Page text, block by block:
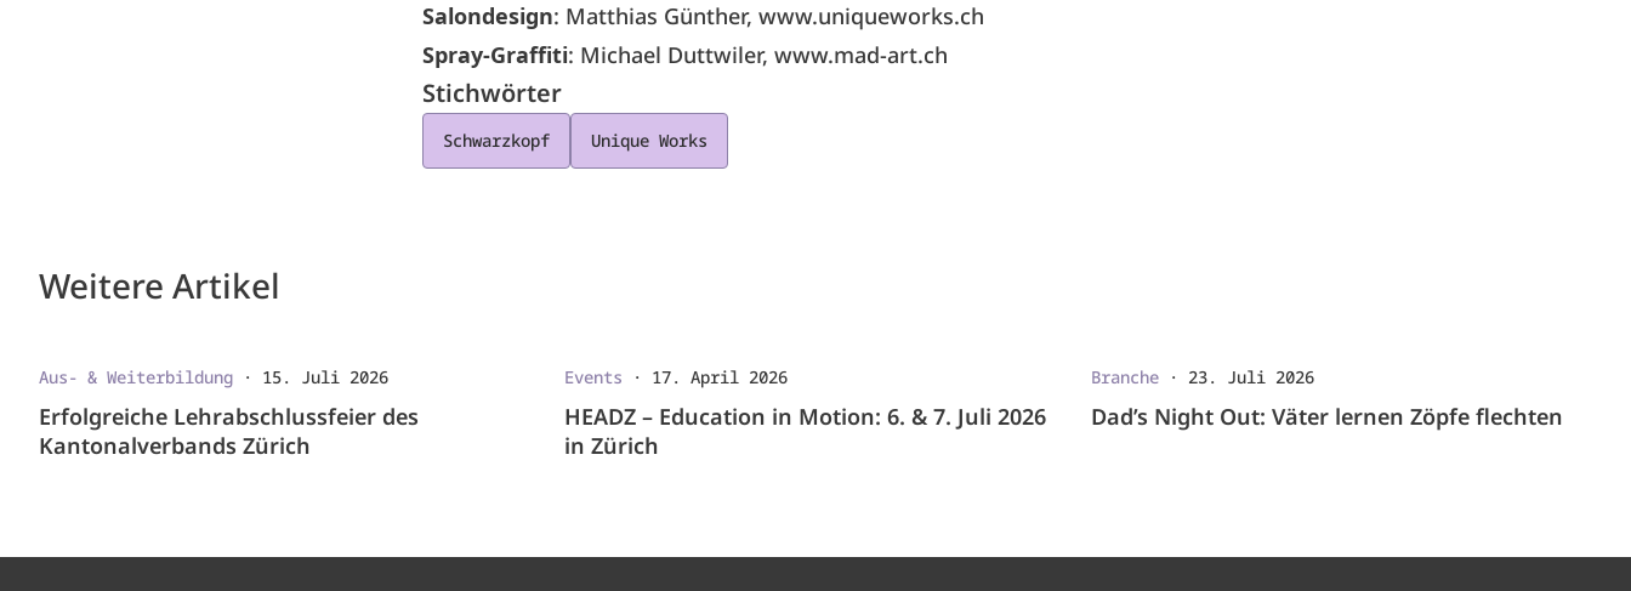
Salondesign: Matthias Günther, www.uniqueworks.ch
Spray-Graffiti: Michael Duttwiler, www.mad-art.ch
Stichwörter
Schwarzkopf Unique Works
Weitere Artikel
Aus- & Weiterbildung · 15. Juli 2026
Erfolgreiche Lehrabschlussfeier des
Kantonalverbands Zürich
Events · 17. April 2026
HEADZ – Education in Motion: 6. & 7. Juli 2026
in Zürich
Branche· 23. Juli 2026
Dad’s Night Out: Väter lernen Zöpfe flechten